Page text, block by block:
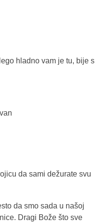
hladno vam je tu, bije s
da sami dežurate svu
da smo sada u našoj
Dragi Bože što sve